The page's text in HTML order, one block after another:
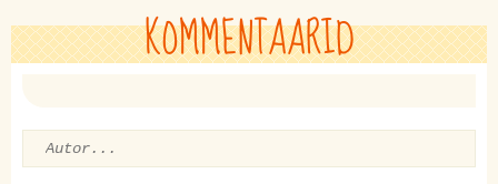
KOMMENTAARID